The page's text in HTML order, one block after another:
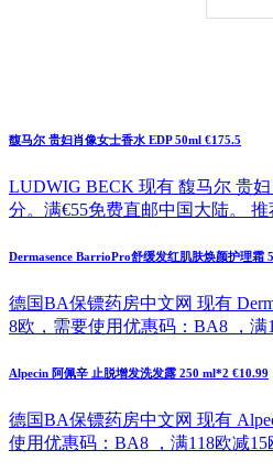
馥马尔 贵妇肖像女士香水 EDP 50ml €175.5
LUDWIG BECK 现有 馥马尔 贵
分。满€55免费直邮中国大陆。 推
Dermasence BarrioPro舒缓发红肌肤焕颜护理霜
德国BA保镖药房中文网 现有
8欧，需要使用优惠码：BA8 ，满
Alpecin 阿佩辛 止脱增发洗发露 250 ml*2 €10.99
德国BA保镖药房中文网 现有
使用优惠码：BA8 ，满118欧减